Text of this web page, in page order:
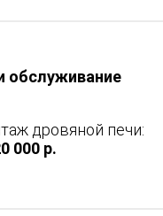
обслуживание
дровяной печи:
000 р.